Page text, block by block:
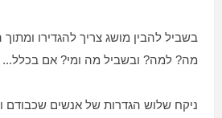
בשביל להבין מושג צריך להגדירו
מה? למה? ובשביל מה ומי? אם בכלל...
ניקח שלוש הגדרות של אנשים שכבודם